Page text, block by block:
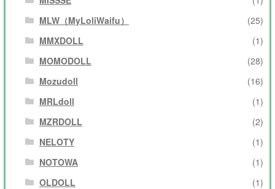
MLW（MyLoliWaifu）
(25)
MMXDOLL
(1)
MOMODOLL
(28)
Mozudoll
(16)
MRLdoll
(1)
MZRDOLL
(2)
NELOTY
(1)
NOTOWA
(1)
OLDOLL
(1)